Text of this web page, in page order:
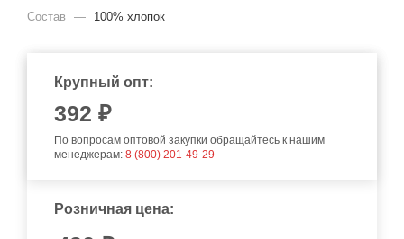
Состав — 100% хлопок
Крупный опт:
392 ₽
По вопросам оптовой закупки обращайтесь к нашим
менеджерам: 8 (800) 201-49-29
Розничная цена: